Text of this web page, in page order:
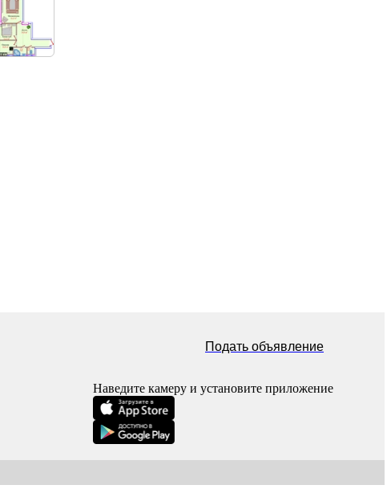
Подать объявление
Наведите камеру и установите приложение